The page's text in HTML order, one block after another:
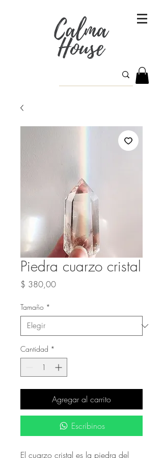
Piedra cuarzo cristal
$ 380,00Precio
Tamaño *
Cantidad *
Agregar al carrito
Escribinos
El cuarzo cristal es la piedra del